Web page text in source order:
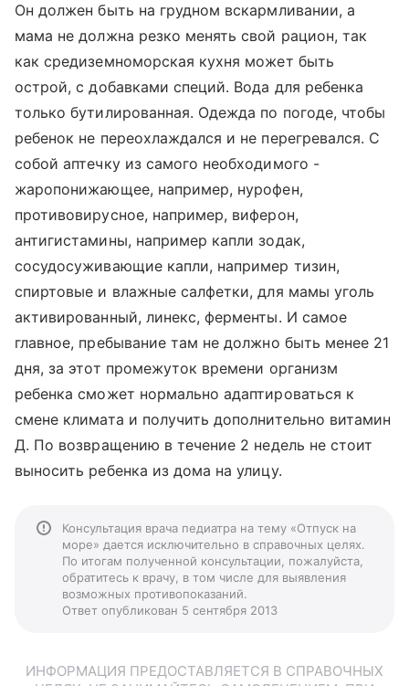
Он должен быть на грудном вскармливании, а
мама не должна резко менять свой рацион, так
как средиземноморская кухня может быть
острой, с добавками специй. Вода для ребенка
только бутилированная. Одежда по погоде, чтобы
ребенок не переохлаждался и не перегревался. С
собой аптечку из самого необходимого -
жаропонижающее, например, нурофен,
противовирусное, например, виферон,
антигистамины, например капли зодак,
сосудосуживающие капли, например тизин,
спиртовые и влажные салфетки, для мамы уголь
активированный, линекс, ферменты. И самое
главное, пребывание там не должно быть менее 21
дня, за этот промежуток времени организм
ребенка сможет нормально адаптироваться к
смене климата и получить дополнительно витамин
Д. По возвращению в течение 2 недель не стоит
выносить ребенка из дома на улицу.
Консультация врача педиатра на тему «Отпуск на
море» дается исключительно в справочных целях.
По итогам полученной консультации, пожалуйста,
обратитесь к врачу, в том числе для выявления
возможных противопоказаний.
Ответ опубликован 5 сентября 2013
ИНФОРМАЦИЯ ПРЕДОСТАВЛЯЕТСЯ В СПРАВОЧНЫХ